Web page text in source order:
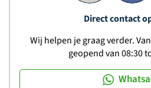
Direct contact
Wij helpen je graag verder.
geopend van 08:30